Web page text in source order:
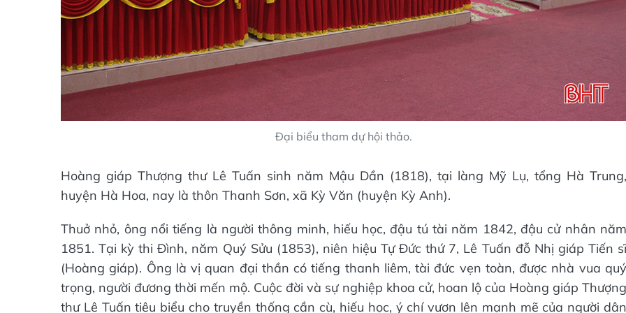
Đại biểu tham dự hội thảo.
Hoàng giáp Thượng thư Lê Tuấn sinh năm Mậu Dần (1818), tại làng Mỹ Lụ, tổng Hà Trung,
huyện Hà Hoa, nay là thôn Thanh Sơn, xã Kỳ Văn (huyện Kỳ Anh).
Thuở nhỏ, ông nổi tiếng là người thông minh, hiếu học, đậu tú tài năm 1842, đậu cử nhân năm
1851. Tại kỳ thi Đình, năm Quý Sửu (1853), niên hiệu Tự Đức thứ 7, Lê Tuấn đỗ Nhị giáp Tiến sĩ
(Hoàng giáp). Ông là vị quan đại thần có tiếng thanh liêm, tài đức vẹn toàn, được nhà vua quý
trọng, người đương thời mến mộ. Cuộc đời và sự nghiệp khoa cử, hoan lộ của Hoàng giáp Thượng
thư Lê Tuấn tiêu biểu cho truyền thống cần cù, hiếu học, ý chí vươn lên mạnh mẽ của người dân